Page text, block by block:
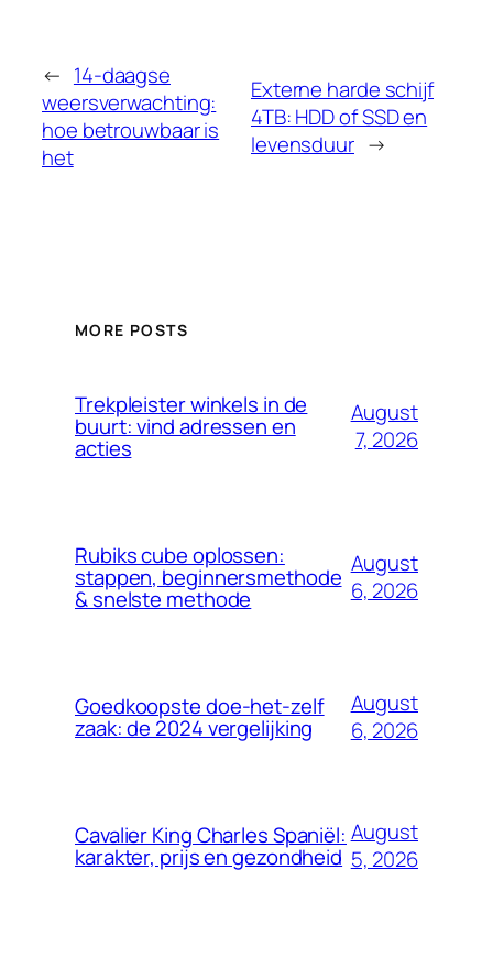
← 14-daagse
weersverwachting:
hoe betrouwbaar is
het
Externe harde schijf
4TB: HDD of SSD en
levensduur →
MORE POSTS
Trekpleister winkels in de
buurt: vind adressen en
acties
August
7, 2026
Rubiks cube oplossen:
stappen, beginnersmethode
& snelste methode
August
6, 2026
Goedkoopste doe-het-zelf
zaak: de 2024 vergelijking
August
6, 2026
Cavalier King Charles Spaniël:
karakter, prijs en gezondheid
August
5, 2026